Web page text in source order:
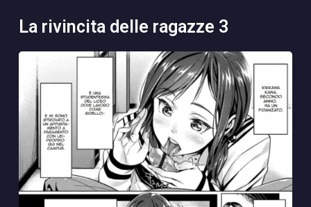
la rivincita delle ragazze 3